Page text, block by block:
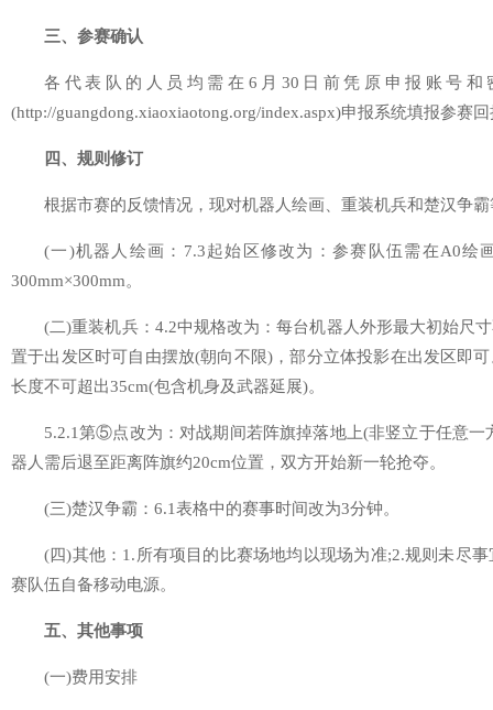
三、参赛确认
各代表队的人员均需在6月30日前凭原申报账号
(http://guangdong.xiaoxiaotong.org/index.aspx)申报系统填报参赛
四、规则修订
根据市赛的反馈情况，现对机器人绘画、重装机兵和楚汉争
(一)机器人绘画：7.3起始区修改为：参赛队伍需在A0绘
300mm×300mm。
(二)重装机兵：4.2中规格改为：每台机器人外形最大初始尺
置于出发区时可自由摆放(朝向不限)，部分立体投影在出发区即
长度不可超出35cm(包含机身及武器延展)。
5.2.1第⑤点改为：对战期间若阵旗掉落地上(非竖立于任意
器人需后退至距离阵旗约20cm位置，双方开始新一轮抢夺。
(三)楚汉争霸：6.1表格中的赛事时间改为3分钟。
(四)其他：1.所有项目的比赛场地均以现场为准;2.规则未尽
赛队伍自备移动电源。
五、其他事项
(一)费用安排